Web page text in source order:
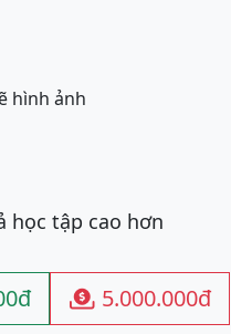
hình ảnh
học tập cao hơn
 5.000.000đ